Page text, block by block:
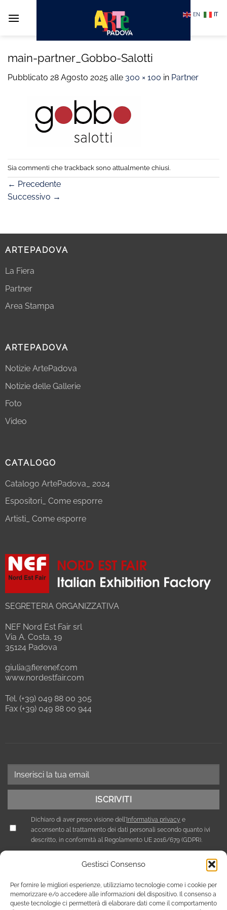
Gestisci Consenso
Per fornire le migliori esperienze, utilizziamo tecnologie come i cookie per
memorizzare e/o accedere alle informazioni del dispositivo. Il consenso a
queste tecnologie ci permetterà di elaborare dati come il comportamento
main-partner_Gobbo-Salotti
Pubblicato 28 Agosto 2025 alle 300 × 100 in Partner
Sia commenti che trackback sono attualmente chiusi.
← Precedente
Successivo →
ARTEPADOVA
La Fiera
Partner
Area Stampa
ARTEPADOVA
Notizie ArtePadova
Notizie delle Gallerie
Foto
Video
CATALOGO
Catalogo ArtePadova_ 2024
Espositori_ Come esporre
Artisti_ Come esporre
SEGRETERIA ORGANIZZATIVA
NEF Nord Est Fair srl
Via A. Costa, 19
35124 Padova
giulia@fierenef.com
www.nordestfair.com
Tel. (+39) 049 88 00 305
Fax (+39) 049 88 00 944
Dichiaro di aver preso visione dell'Informativa privacy e
acconsento al trattamento dei dati personali secondo quanto ivi
descritto, in conformità al Regolamento UE 2016/679 (GDPR).
EN IT